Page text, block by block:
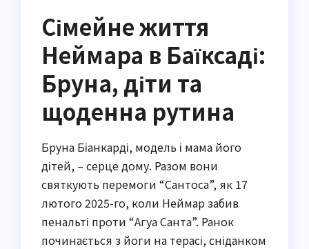
Сімейне життя
Неймара в Баїксаді:
Бруна, діти та
щоденна рутина
Бруна Біанкарді, модель і мама його
дітей, – серце дому. Разом вони
святкують перемоги “Сантоса”, як 17
лютого 2025-го, коли Неймар забив
пенальті проти “Агуа Санта”. Ранок
починається з йоги на терасі, сніданком